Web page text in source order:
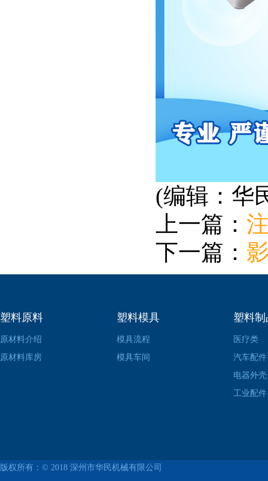
(编辑：华
上一篇：
下一篇：
塑料原料
原材料介绍
原材料库房
塑料模具
模具流程
模具车间
塑料制
医疗类
汽车配件
电器外壳
工业配件
版权所有：© 2018 深州市华民机械有限公司